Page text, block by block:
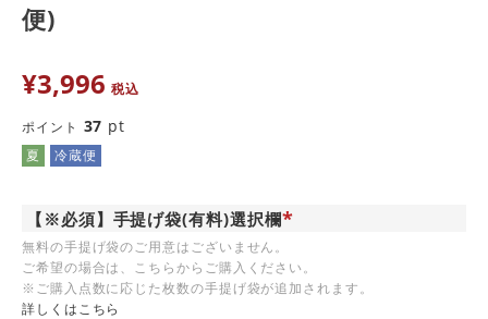
便)
¥3,996 税込
ポイント 37 pt
夏 冷蔵便
【※必須】手提げ袋(有料)選択欄
須
)
無料の手提げ袋のご用意はございません。
ご希望の場合は、こちらからご購入ください。
※ご購入点数に応じた枚数の手提げ袋が追加されます。
詳しくはこちら